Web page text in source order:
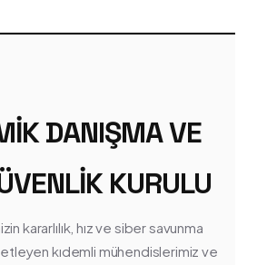
DANIŞMA VE
KURULU
kararlılık, hız ve siber savunma
kıdemli mühendislerimiz ve